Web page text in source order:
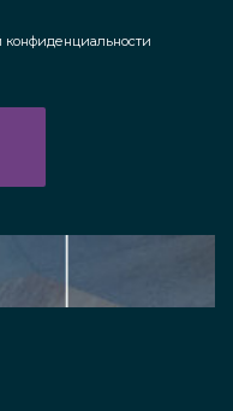
конфиденциальности